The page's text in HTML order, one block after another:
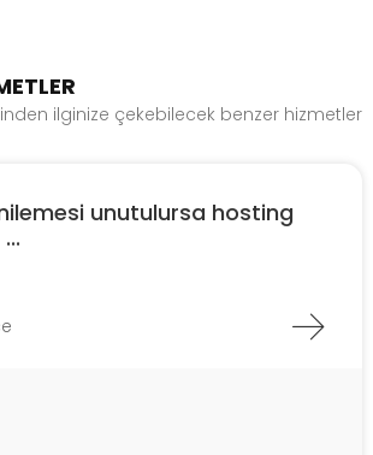
ilginize çekebilecek benzer hizmetler
unutulursa hosting